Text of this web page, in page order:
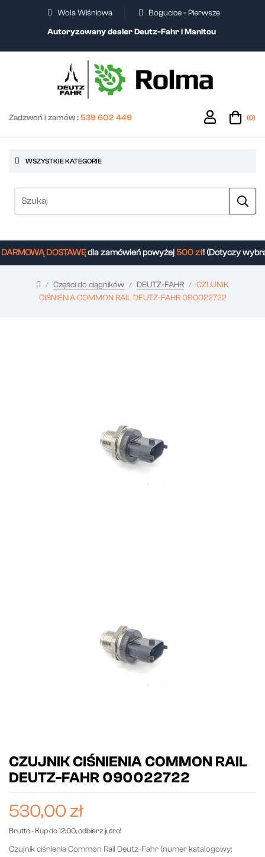
Wola Wiśniowa
Bogucice - Pierwsze
Autoryzowany dealer Deutz-Fahr i Manitou
Zadzwoń i zamów :539 602 449 (0)
WSZYSTKIE KATEGORIE
DOSTAWĘdla zamówień powyżej500 zł! (Dotyczy
Części do ciągników DEUTZ-FAHR
CZUJNIK
CIŚNIENIA COMMON RAIL DEUTZ-FAHR 090022722
CZUJNIK CIŚNIENIA COMMON RAIL
DEUTZ-FAHR 090022722
530,00 zł
Brutto- Kup do 12:00, odbierz jutro!
Czujnik ciśnienia Common Rail Deutz-Fahr (numer katalogowy: